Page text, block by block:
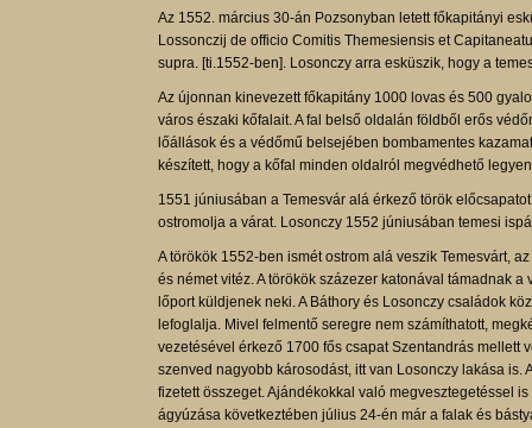
Az 1552. március 30-án Pozsonyban letett főkapitányi
Lossonczij de officio Comitis Themesiensis et
supra. [ti.1552-ben]. Losonczy arra esküszik, hogy a
Az újonnan kinevezett főkapitány 1000 lovas és 500
város északi kőfalait. A fal belső oldalán földből erős
lőállások és a védőmű belsejében bombamentes
készített, hogy a kőfal minden oldalról megvédhető
1551 júniusában a Temesvár alá érkező török
ostromolja a várat. Losonczy 1552 júniusában temesi
A törökök 1552-ben ismét ostrom alá veszik Temesvárt,
és német vitéz. A törökök százezer katonával támadnak
lőport küldjenek neki. A Báthory és Losonczy családok
lefoglalja. Mivel felmentő seregre nem számíthatott,
vezetésével érkező 1700 fős csapat Szentandrás
szenved nagyobb károsodást, itt van Losonczy lakása
fizetett összeget. Ajándékokkal való megvesztegetéssel
ágyúzása következtében július 24-én már a falak és